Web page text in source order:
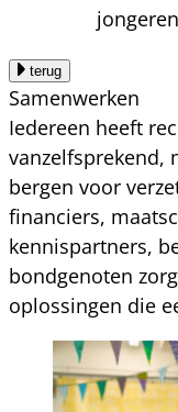
jongeren
terug
Samenwerken
Iedereen heeft
vanzelfsprekend,
bergen voor
financiers,
kennispartners,
bondgenoten
oplossingen die